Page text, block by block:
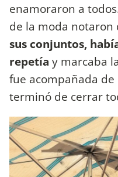
enamoraron a
de la moda notaron
sus conjuntos,
repetía y marcaba
fue acompañada
terminó de cerrar